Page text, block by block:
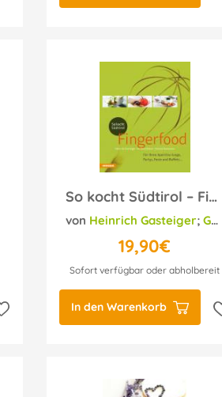
;Helmut Bachmann
So kocht Südtirol – Fingerfood
von Heinrich Gasteiger; Gerhard Wieser
19,90€
Sofort verfügbar oder abholbereit
In den Warenkorb